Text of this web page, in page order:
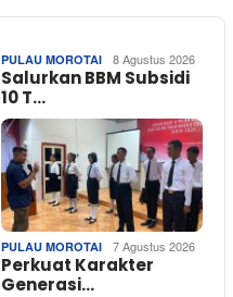
PULAU MOROTAI 8 Agustus 2026
Salurkan BBM Subsidi
10 T…
PULAU MOROTAI 7 Agustus 2026
Perkuat Karakter
Generasi…